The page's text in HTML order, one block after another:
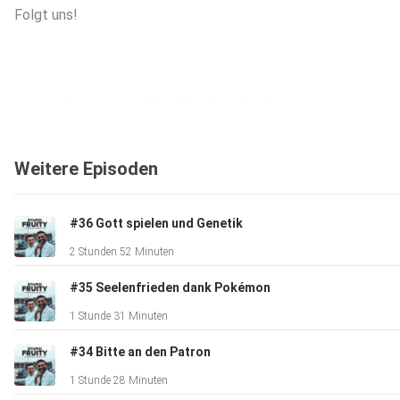
Folgt uns!
www.twitter.com/stupidfruitypod
Weitere Episoden
#36 Gott spielen und Genetik
2 Stunden 52 Minuten
#35 Seelenfrieden dank Pokémon
1 Stunde 31 Minuten
#34 Bitte an den Patron
1 Stunde 28 Minuten